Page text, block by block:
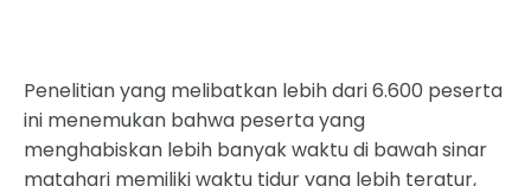
Penelitian yang melibatkan lebih dari 6.600 peserta
ini menemukan bahwa peserta yang
menghabiskan lebih banyak waktu di bawah sinar
matahari memiliki waktu tidur yang lebih teratur,